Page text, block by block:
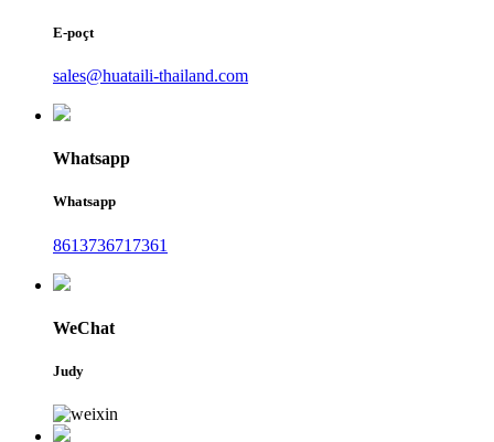
E-poçt
sales@huataili-thailand.com
Whatsapp
Whatsapp
8613736717361
WeChat
Judy